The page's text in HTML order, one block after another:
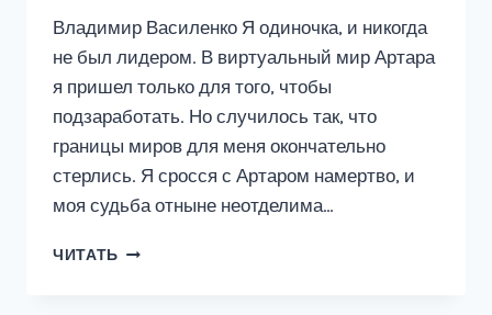
Владимир Василенко Я одиночка, и никогда
не был лидером. В виртуальный мир Артара
я пришел только для того, чтобы
подзаработать. Но случилось так, что
границы миров для меня окончательно
стерлись. Я сросся с Артаром намертво, и
моя судьба отныне неотделима…
ЧИТАТЬ АРТАР